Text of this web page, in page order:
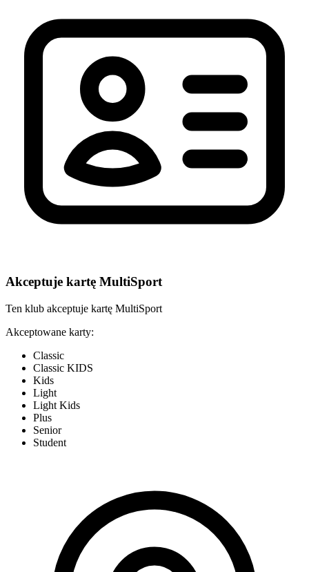
Akceptuje kartę MultiSport
Ten klub akceptuje kartę MultiSport
Akceptowane karty:
Classic
Classic KIDS
Kids
Light
Light Kids
Plus
Senior
Student